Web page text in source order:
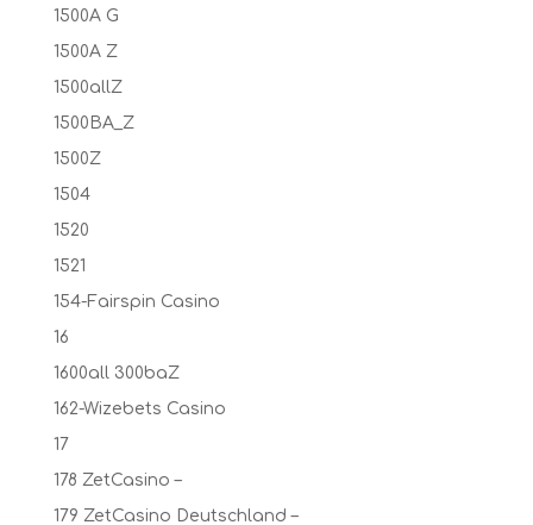
1500A G
1500A Z
1500allZ
1500BA_Z
1500Z
1504
1520
1521
154-Fairspin Casino
16
1600all 300baZ
162-Wizebets Casino
17
178 ZetCasino –
179 ZetCasino Deutschland –